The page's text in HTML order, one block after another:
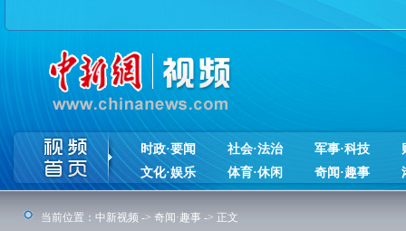
时政·要闻 社会·法治 军事·科技
文化·娱乐
体育·休闲 奇闻·趣事
当前位置： 中新视频 -> 奇闻·趣事 -> 正文